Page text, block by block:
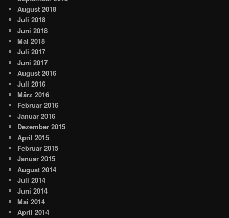
August 2018
Juli 2018
Juni 2018
Mai 2018
Juli 2017
Juni 2017
August 2016
Juli 2016
März 2016
Februar 2016
Januar 2016
Dezember 2015
April 2015
Februar 2015
Januar 2015
August 2014
Juli 2014
Juni 2014
Mai 2014
April 2014